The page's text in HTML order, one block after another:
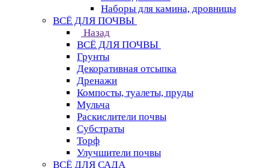
Наборы для камина, дровницы
ВСЁ ДЛЯ ПОЧВЫ
Назад
ВСЁ ДЛЯ ПОЧВЫ
Грунты
Декоративная отсыпка
Дренажи
Компосты, туалеты, пруды
Мульча
Раскислители почвы
Субстраты
Торф
Улучшители почвы
ВСЁ ДЛЯ САДА